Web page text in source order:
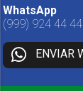
WhatsApp
(999) 924 44 44
ENVIAR